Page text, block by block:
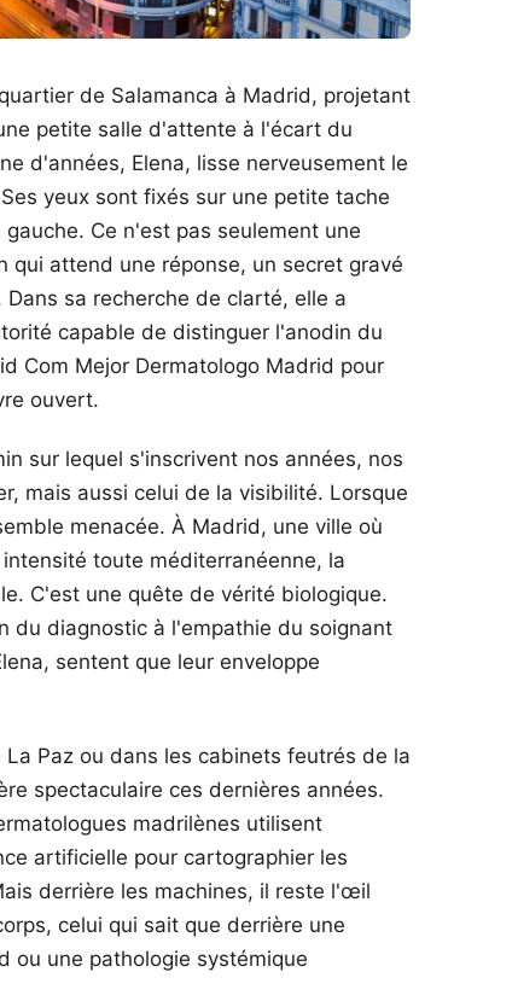
de Salamanca à Madrid, projetant
petite salle d'attente à l'écart du
d'années, Elena, lisse nerveusement le
yeux sont fixés sur une petite tache
Ce n'est pas seulement une
qui attend une réponse, un secret gravé
sa recherche de clarté, elle a
capable de distinguer l'anodin du
Com Mejor Dermatologo Madrid pour
ouvert.
sur lequel s'inscrivent nos années, nos
mais aussi celui de la visibilité. Lorsque
menacée. À Madrid, une ville où
toute méditerranéenne, la
C'est une quête de vérité biologique.
du diagnostic à l'empathie du soignant
sentent que leur enveloppe
Paz ou dans les cabinets feutrés de la
spectaculaire ces dernières années.
madrilènes utilisent
artificielle pour cartographier les
derrière les machines, il reste l'œil
celui qui sait que derrière une
ou une pathologie systémique